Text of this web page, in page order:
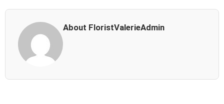
About FloristValerieAdmin